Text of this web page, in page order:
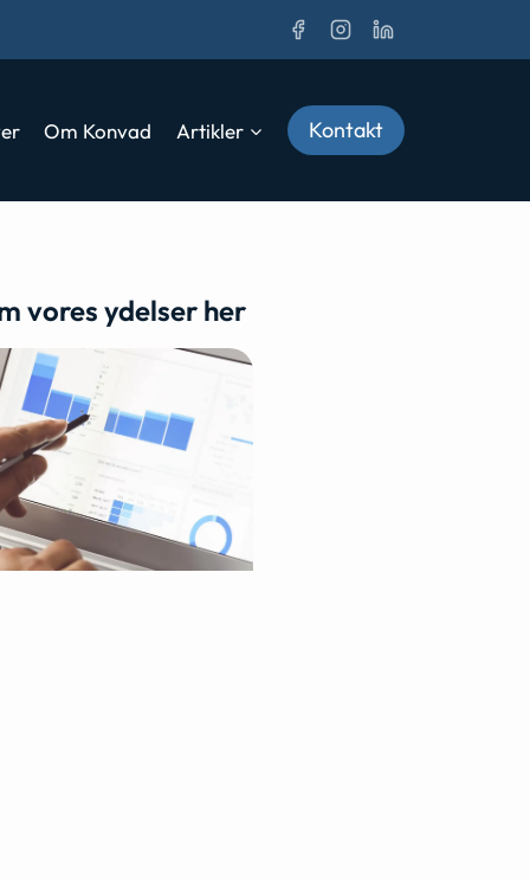
Om Konvad Artikler Kontakt
vores ydelser her